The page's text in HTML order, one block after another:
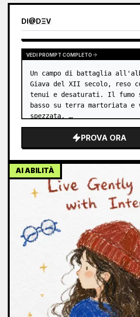
DI@DΞV
VEDI PROMPT COMPLETO
Un campo di battaglia
Giava del XII secolo, reso
tenui e desaturati. Il fumo
basso su terra martoriata e
spezzata. …
PROVA ORA
AI ABILITÀ